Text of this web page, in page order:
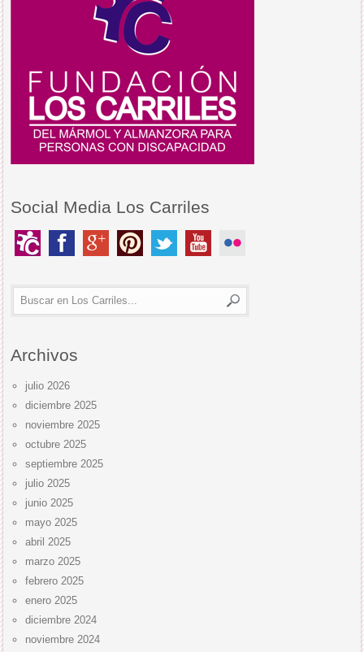
Social Media Los Carriles
Archivos
julio 2026
diciembre 2025
noviembre 2025
octubre 2025
septiembre 2025
julio 2025
junio 2025
mayo 2025
abril 2025
marzo 2025
febrero 2025
enero 2025
diciembre 2024
noviembre 2024